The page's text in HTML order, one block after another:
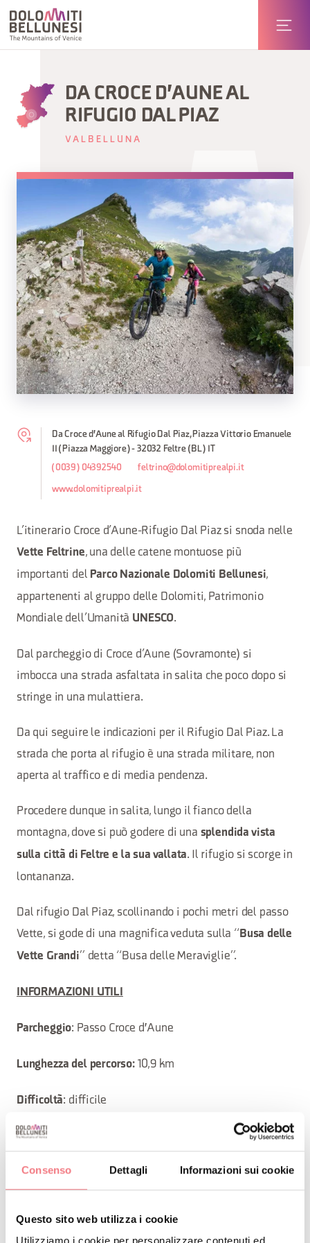
Consenso Dettagli Informazioni sui cookie
Questo sito web utilizza i cookie
DA CROCE D'AUNE AL
RIFUGIO DAL PIAZ
VALBELLUNA
Da Croce d'Aune al Rifugio Dal Piaz, Piazza Vittorio Emanuele
II (Piazza Maggiore) - 32032 Feltre (BL) IT
(0039) 04392540 feltrino@dolomitiprealpi.it
www.dolomitiprealpi.it
L’itinerario Croce d’Aune-Rifugio Dal Piaz si snoda nelle
Vette Feltrine, una delle catene montuose più
importanti del Parco Nazionale Dolomiti Bellunesi,
appartenenti al gruppo delle Dolomiti, Patrimonio
Mondiale dell’Umanità UNESCO.
Dal parcheggio di Croce d’Aune (Sovramonte) si
imbocca una strada asfaltata in salita che poco dopo si
stringe in una mulattiera.
Da qui seguire le indicazioni per il Rifugio Dal Piaz. La
strada che porta al rifugio è una strada militare, non
aperta al traffico e di media pendenza.
Procedere dunque in salita, lungo il fianco della
montagna, dove si può godere di una splendida vista
sulla città di Feltre e la sua vallata. Il rifugio si scorge in
lontananza.
Dal rifugio Dal Piaz, scollinando i pochi metri del passo
Vette, si gode di una magnifica veduta sulla “ Busa delle
Vette Grandi” detta “Busa delle Meraviglie”.
INFORMAZIONI UTILI
Parcheggio: Passo Croce d'Aune
Lunghezza del percorso: 10,9 km
Difficoltà: difficile
Dislivello:
Durata:mezza giornata